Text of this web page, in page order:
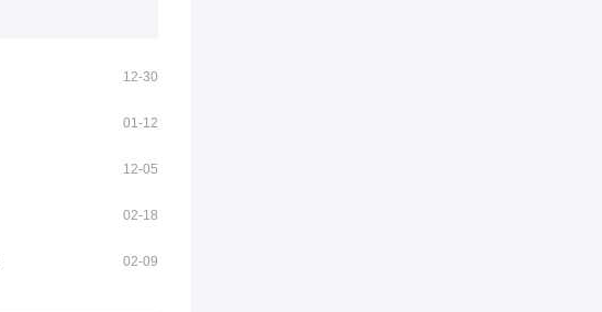
12-30
01-12
12-05
02-18
02-09